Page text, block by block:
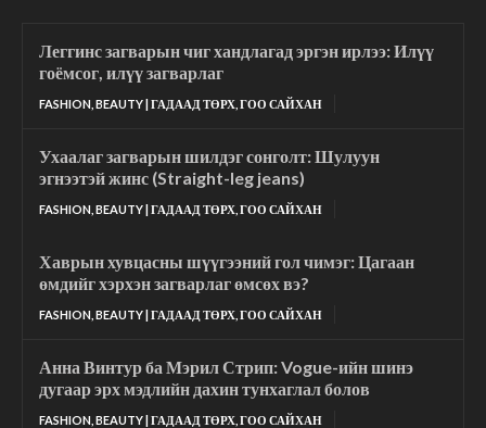
Леггинс загварын чиг хандлагад эргэн ирлээ: Илүү
гоёмсог, илүү загварлаг
FASHION, BEAUTY | ГАДААД ТӨРХ, ГОО САЙХАН
Ухаалаг загварын шилдэг сонголт: Шулуун
эгнээтэй жинс (Straight-leg jeans)
FASHION, BEAUTY | ГАДААД ТӨРХ, ГОО САЙХАН
Хаврын хувцасны шүүгээний гол чимэг: Цагаан
өмдийг хэрхэн загварлаг өмсөх вэ?
FASHION, BEAUTY | ГАДААД ТӨРХ, ГОО САЙХАН
Анна Винтур ба Мэрил Стрип: Vogue-ийн шинэ
дугаар эрх мэдлийн дахин тунхаглал болов
FASHION, BEAUTY | ГАДААД ТӨРХ, ГОО САЙХАН